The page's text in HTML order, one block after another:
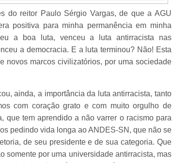
do reitor Paulo Sérgio Vargas, de que a AGU
positiva para minha permanência em minha
a boa luta, venceu a luta antirracista nas
a democracia. E a luta terminou? Não! Esta
novos marcos civilizatórios, por uma sociedade
ainda, a importância da luta antirracista, tanto
com coração grato e com muito orgulho de
que tem aprendido a não varrer o racismo para
pedindo vida longa ao ANDES-SN, que não se
de seu presidente e de sua categoria. Que
somente por uma universidade antirracista, mas